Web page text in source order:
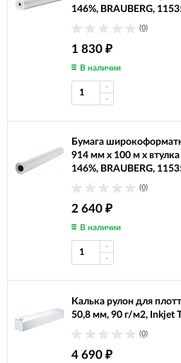
146%, BRAUBERG,
(0)
1 830 ₽
В наличии
Бумага
914 мм х 100 м х
146%, BRAUBERG,
(0)
2 640 ₽
В наличии
Калька рулон для
50,8 мм, 90 г/м2, Inkjet
(0)
4 690 ₽